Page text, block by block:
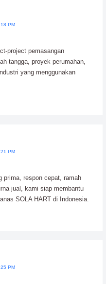
PM
project pemasangan
tangga, proyek perumahan,
yang menggunakan
PM
prima, respon cepat, ramah
jual, kami siap membantu
SOLA HART di Indonesia.
PM